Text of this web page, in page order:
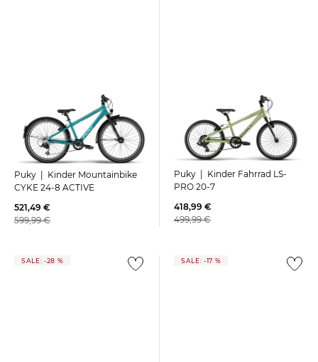
Puky | Kinder Mountainbike
CYKE 24-8 ACTIVE
521,49 €
599,99 €
Puky | Kinder Fahrrad LS-
PRO 20-7
418,99 €
499,99 €
SALE: -28 % SALE: -17 %